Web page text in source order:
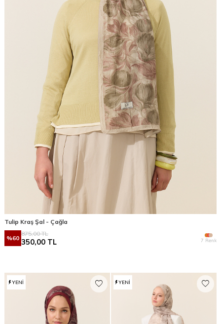
Tulip Kraş Şal - Çağla
%60
875,00TL
350,00 TL 7 Renk
YENI YENI